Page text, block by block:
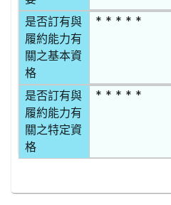
是否訂有與
履約能力有
關之基本資
格
* * * * *
是否訂有與
履約能力有
關之特定資
格
* * * * *